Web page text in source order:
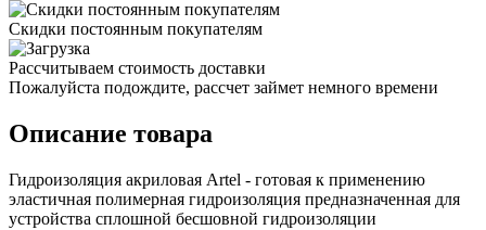
Скидки постоянным покупателям
Рассчитываем стоимость доставки
Пожалуйста подождите, рассчет займет немного времени
Описание товара
Гидроизоляция акриловая Artel - готовая к применению
эластичная полимерная гидроизоляция предназначенная для
устройства сплошной бесшовной гидроизоляции